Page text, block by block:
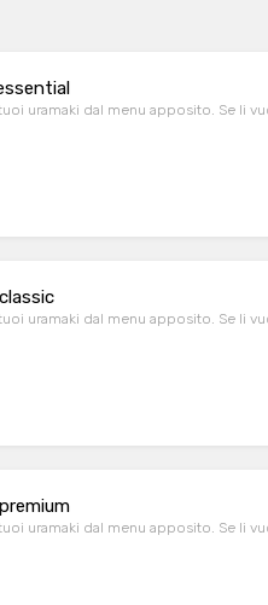
uramaki dal menu apposito. Se li
uramaki dal menu apposito. Se li
uramaki dal menu apposito. Se li